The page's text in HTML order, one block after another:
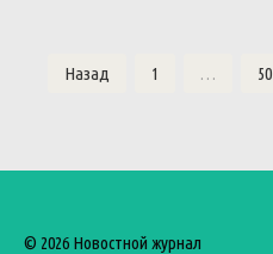
ПагинацияНазад 1 … 50
© 2026 Новостной журнал